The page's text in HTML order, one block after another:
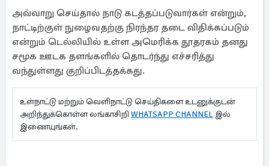
அவ்வாறு செய்தால் நாடு கடத்தப்படுவார்கள் என்றும்,
நாட்டிற்குள் நுழைவதற்கு நிரந்தர தடை விதிக்கப்படும்
என்றும் டெல்லியில் உள்ள அமெரிக்க தூதரகம் தனது
சமூக ஊடக தளங்களில் தொடர்ந்து எச்சரித்து
வந்துள்ளது குறிப்பிடத்தக்கது.
உள்நாட்டு மற்றும் வெளிநாட்டு செய்திகளை உடனுக்குடன்
அறிந்துக்கொள்ள லங்காசிறி WHATSAPP CHANNEL இல்
இணையுங்கள்.